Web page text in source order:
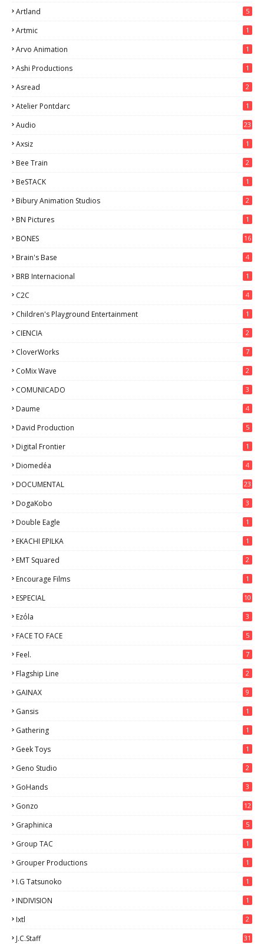
Artland 5
Artmic 1
Arvo Animation 1
Ashi Productions 1
Asread 2
Atelier Pontdarc 1
Audio 23
Axsiz 1
Bee Train 2
BeSTACK 1
Bibury Animation Studios 2
BN Pictures 1
BONES 16
Brain's Base 4
BRB Internacional 1
C2C 4
Children's Playground Entertainment 1
CIENCIA 2
CloverWorks 7
CoMix Wave 2
COMUNICADO 3
Daume 4
David Production 5
Digital Frontier 1
Diomedéa 4
DOCUMENTAL 23
DogaKobo 3
Double Eagle 1
EKACHI EPILKA 1
EMT Squared 2
Encourage Films 1
ESPECIAL
10
Ezόla 3
FACE TO FACE 5
Feel. 7
Flagship Line 2
GAINAX 9
Gansis 1
Gathering 1
Geek Toys 1
Geno Studio 2
GoHands 3
Gonzo 12
Graphinica 5
Group TAC 1
Grouper Productions 1
I.G Tatsunoko 1
INDIVISION 1
Ixtl 2
J.C.Staff 31